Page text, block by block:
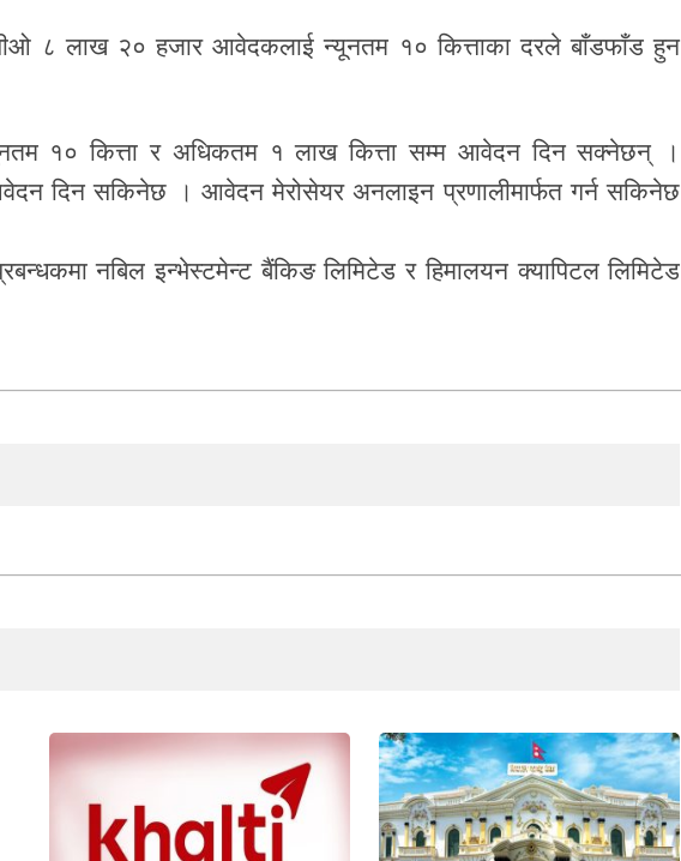
८ लाख २० हजार आवेदकलाई न्यूनतम १० कित्ताका दरले बाँडफाँड हुन
१० कित्ता र अधिकतम १ लाख कित्ता सम्म आवेदन दिन सक्नेछन् ।
दिन सकिनेछ । आवेदन मेरोसेयर अनलाइन प्रणालीमार्फत गर्न सकिनेछ
नबिल इन्भेस्टमेन्ट बैंकिङ लिमिटेड र हिमालयन क्यापिटल लिमिटेड